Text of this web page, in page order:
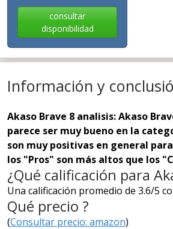
consultar
disponibilidad
Información y
Akaso Brave 8 analisis: Akaso
parece ser muy bueno en la
son muy positivas en general
los "Pros" son más altos que los
¿Qué calificación para
Una calificación promedio de 3.6/5
Qué precio ?
(Consultar precio: amazon)